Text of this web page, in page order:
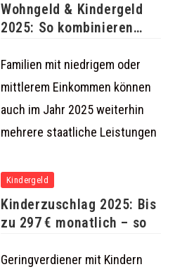
Wohngeld & Kindergeld
2025: So kombinieren
Familien mit niedrigem oder
mittlerem Einkommen können
auch im Jahr 2025 weiterhin
mehrere staatliche Leistungen
Kindergeld
Kinderzuschlag 2025: Bis
zu 297 € monatlich – so
Geringverdiener mit Kindern